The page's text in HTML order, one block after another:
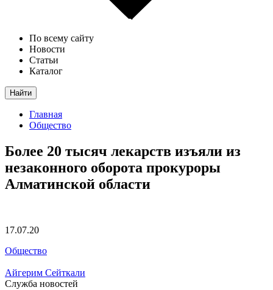
По всему сайту
Новости
Статьи
Каталог
Найти
Главная
Общество
Более 20 тысяч лекарств изъяли из
незаконного оборота прокуроры
Алматинской области
17.07.20
Общество
Айгерим Сейткали
Служба новостей